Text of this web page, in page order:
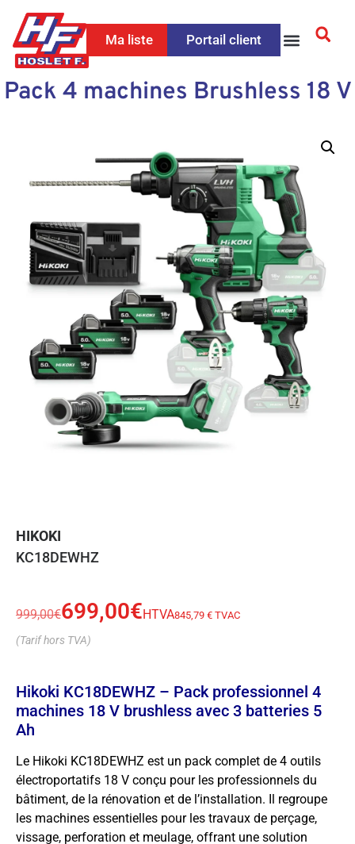
Ma liste Portail client
Pack 4 machines Brushless 18 V
HIKOKI
KC18DEWHZ
999,00€699,00€HTVA845,79 € TVAC
(Tarif hors TVA)
Hikoki KC18DEWHZ – Pack professionnel 4
machines 18 V brushless avec 3 batteries 5
Ah
Le Hikoki KC18DEWHZ est un pack complet de 4 outils
électroportatifs 18 V conçu pour les professionnels du
bâtiment, de la rénovation et de l’installation. Il regroupe
les machines essentielles pour les travaux de perçage,
vissage, perforation et meulage, offrant une solution